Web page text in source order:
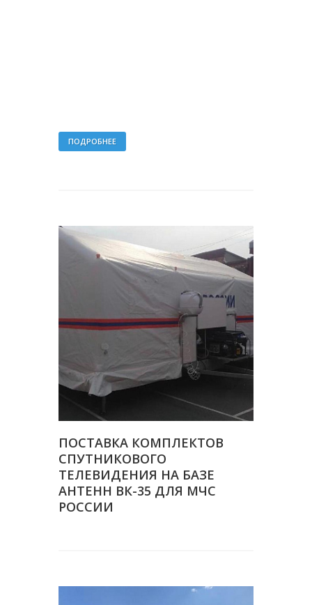
ПОДРОБНЕЕ
ПОСТАВКА КОМПЛЕКТОВ
СПУТНИКОВОГО
ТЕЛЕВИДЕНИЯ НА БАЗЕ
АНТЕНН ВК-35 ДЛЯ МЧС
РОССИИ